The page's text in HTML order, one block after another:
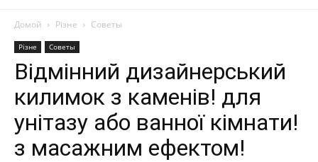
Домой Різне Советы
Різне Советы
Відмінний дизайнерський
килимок з каменів! для
унітазу або ванної кімнати!
з масажним ефектом!